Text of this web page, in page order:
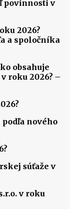
povinnosti v
2026?
a spoločníka
obsahuje
roku 2026? –
nového
súťaže v
v roku